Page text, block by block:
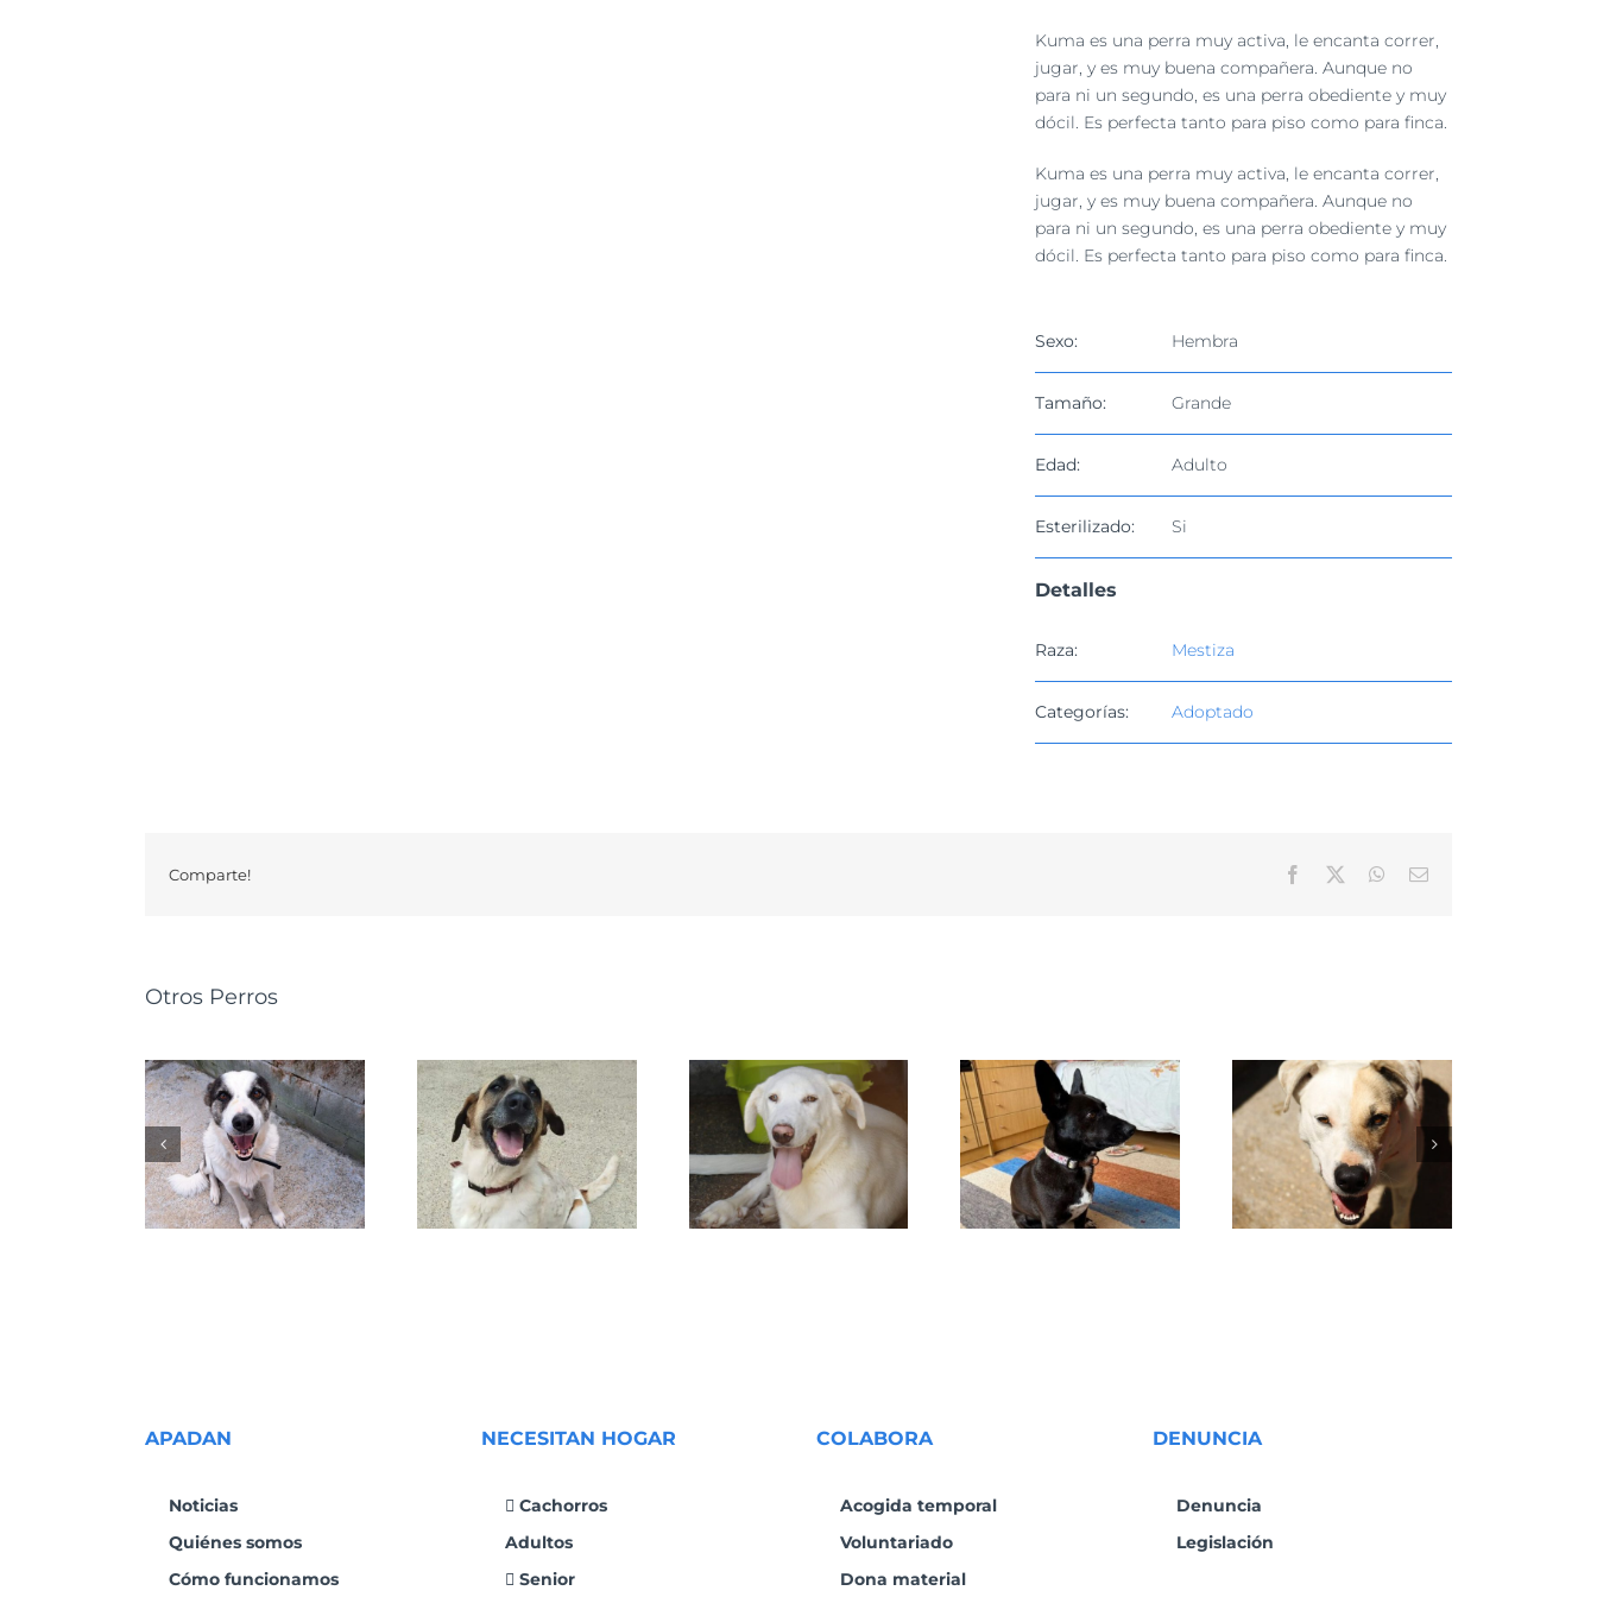
Kuma es una perra muy activa, le encanta correr,
jugar, y es muy buena compañera. Aunque no
para ni un segundo, es una perra obediente y muy
dócil. Es perfecta tanto para piso como para finca.
Kuma es una perra muy activa, le encanta correr,
jugar, y es muy buena compañera. Aunque no
para ni un segundo, es una perra obediente y muy
dócil. Es perfecta tanto para piso como para finca.
Sexo: Hembra
Tamaño: Grande
Edad: Adulto
Esterilizado: Si
Detalles
Raza: Mestiza
Categorías: Adoptado
Comparte! Facebook WhatsApp
Correo
Otros Perros
NALA DAFNE SANSA VENUS
APADAN
Noticias
Quiénes somos
Cómo funcionamos
NECESITAN HOGAR
Cachorros
Adultos
Senior
COLABORA
Acogida temporal
Voluntariado
Dona material
DENUNCIA
Denuncia
Legislación